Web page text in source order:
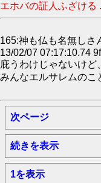
エホバの証人ふざける
165:神も仏も名無しさ
13/02/07 07:17:10.74
庇うわけじゃないけど
みんなエルサレムの
次ページ
続きを表示
1を表示